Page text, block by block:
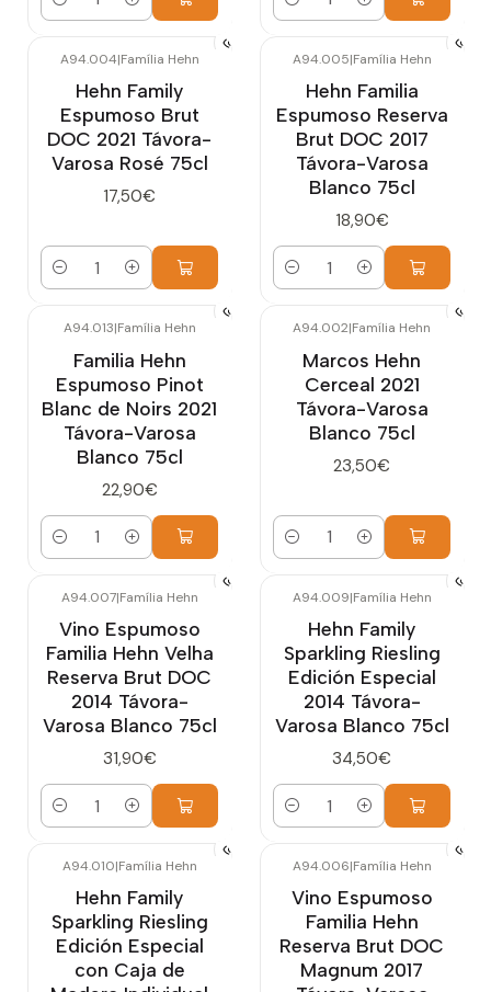
Cantidad Cantidad
A94.004|Família Hehn
Hehn Family
Espumoso Brut
DOC 2021 Távora-
Varosa Rosé 75cl
17,50€
Cantidad
A94.005|Família Hehn
Hehn Familia
Espumoso Reserva
Brut DOC 2017
Távora-Varosa
Blanco 75cl
18,90€
Cantidad
A94.013|Família Hehn
Familia Hehn
Espumoso Pinot
Blanc de Noirs 2021
Távora-Varosa
Blanco 75cl
22,90€
Cantidad
A94.002|Família Hehn
Marcos Hehn
Cerceal 2021
Távora-Varosa
Blanco 75cl
23,50€
Cantidad
A94.007|Família Hehn
Vino Espumoso
Familia Hehn Velha
Reserva Brut DOC
2014 Távora-
Varosa Blanco 75cl
31,90€
Cantidad
A94.009|Família Hehn
Hehn Family
Sparkling Riesling
Edición Especial
2014 Távora-
Varosa Blanco 75cl
34,50€
Cantidad
A94.010|Família Hehn
Hehn Family
Sparkling Riesling
Edición Especial
con Caja de
A94.006|Família Hehn
Vino Espumoso
Familia Hehn
Reserva Brut DOC
Magnum 2017